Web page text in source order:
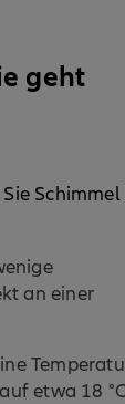
geht
Schimmel
an einer
etwa 18